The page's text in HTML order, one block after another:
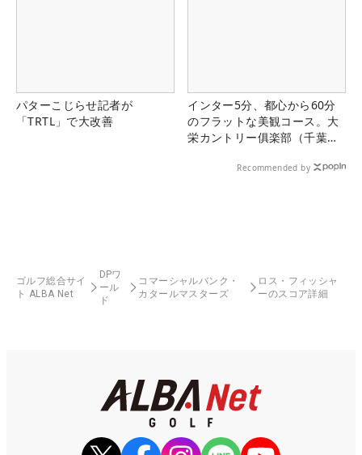
パターこじらせ記者が
「TRTL」で大改善
インター5分、都心から60分
のフラットな美観コース。大
栄カントリー俱楽部（千葉
Recommended by
ゴルフ総合サイ
ト ALBA Net
DPワ
ール
ド
コマーシャルバンク・
カタールマスターズ
ロス・フィッシャ
ーのスコア詳細